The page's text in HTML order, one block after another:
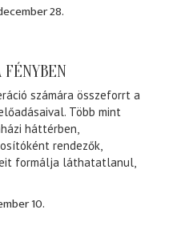
28.
számára összeforrt a
Több mint
háttérben,
rendezők,
formálja láthatatlanul,
10.